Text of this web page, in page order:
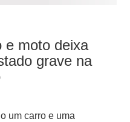
e moto deixa
grave na
um carro e uma